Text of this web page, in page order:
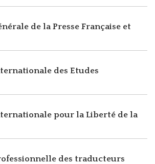
de la Presse Française et
des Etudes
pour la Liberté de la
des traducteurs